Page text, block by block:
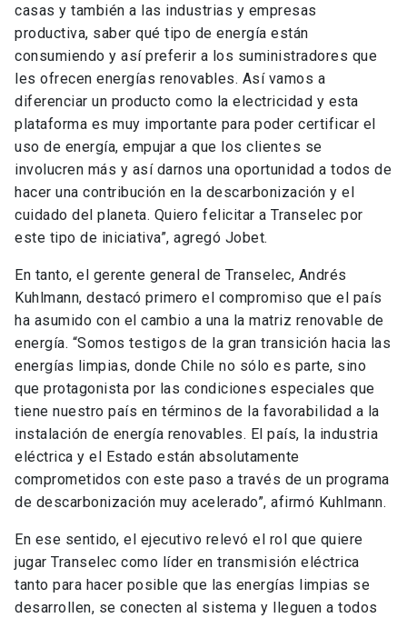
casas y también a las industrias y empresas
productiva, saber qué tipo de energía están
consumiendo y así preferir a los suministradores que
les ofrecen energías renovables. Así vamos a
diferenciar un producto como la electricidad y esta
plataforma es muy importante para poder certificar el
uso de energía, empujar a que los clientes se
involucren más y así darnos una oportunidad a todos de
hacer una contribución en la descarbonización y el
cuidado del planeta. Quiero felicitar a Transelec por
este tipo de iniciativa”, agregó Jobet.
En tanto, el gerente general de Transelec, Andrés
Kuhlmann, destacó primero el compromiso que el país
ha asumido con el cambio a una la matriz renovable de
energía. “Somos testigos de la gran transición hacia las
energías limpias, donde Chile no sólo es parte, sino
que protagonista por las condiciones especiales que
tiene nuestro país en términos de la favorabilidad a la
instalación de energía renovables. El país, la industria
eléctrica y el Estado están absolutamente
comprometidos con este paso a través de un programa
de descarbonización muy acelerado”, afirmó Kuhlmann.
En ese sentido, el ejecutivo relevó el rol que quiere
jugar Transelec como líder en transmisión eléctrica
tanto para hacer posible que las energías limpias se
desarrollen, se conecten al sistema y lleguen a todos